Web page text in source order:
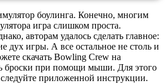
боулинга. Конечно, многим
игра слишком проста.
авторам удалось сделать главное:
дух игры. А все остальное не столь и
скачать Bowling Crew на
броски при помощи мыши. Для этого
приложенной инструкции.